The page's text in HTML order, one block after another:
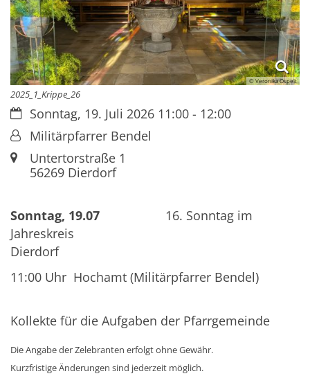
© Veronika Ospelt
2025_1_Krippe_26
Datum:Sonntag, 19. Juli 2026 11:00 - 12:00
Von:Militärpfarrer Bendel
Ort:Untertorstraße 1
56269Dierdorf
Sonntag, 19.07
16. Sonntag im
Jahreskreis
Dierdorf
11:00 Uhr Hochamt (Militärpfarrer Bendel)
Kollekte für die Aufgaben der Pfarrgemeinde
Die Angabe der Zelebranten erfolgt ohne Gewähr.
Kurzfristige Änderungen sind jederzeit möglich.